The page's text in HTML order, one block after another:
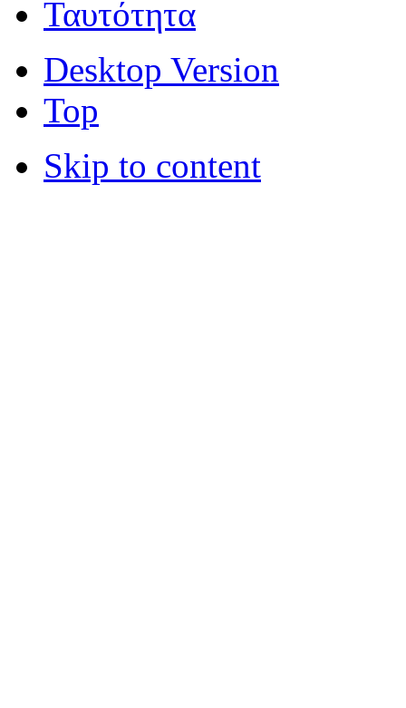
Ταυτότητα
Desktop Version
Top
Skip to content